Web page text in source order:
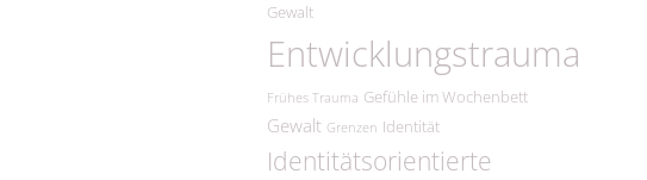
Gewalt
Entwicklungstrauma
Frühes Trauma Gefühle im Wochenbett
Gewalt Grenzen Identität
Identitätsorientierte